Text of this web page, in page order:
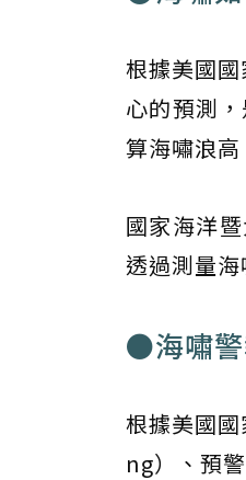
根據美國
心的預測
算海嘯浪高
國家海洋
透過測量
●海嘯警
根據美國
ng）、預